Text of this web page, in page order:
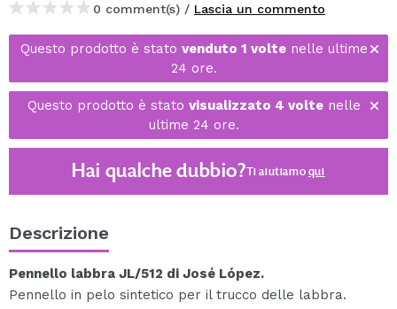
0 comment(s) / Lascia un commento
Questo prodotto è stato venduto 1 volte nelle ultime
24 ore.
Questo prodotto è stato visualizzato 4 volte nelle
ultime 24 ore.
Hai qualche dubbio?Ti aiutiamoqui
Descrizione
Pennello labbra JL/512 di José López.
Pennello in pelo sintetico per il trucco delle labbra.